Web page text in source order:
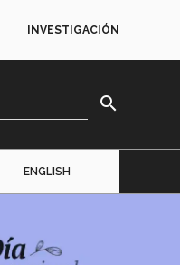
INVESTIGACIÓN
search
ENGLISH